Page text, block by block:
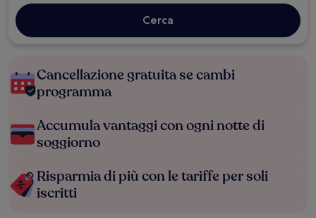
Cerca
Cancellazione gratuita se cambi
programma
Accumula vantaggi con ogni notte di
soggiorno
Risparmia di più con le tariffe per soli
iscritti